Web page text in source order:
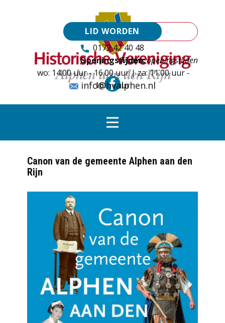
LID WORDEN
0172 42 40 48
Tijdens openingstijden
Openingstijden:
wo: 14.00 uur - 16.00 uur | za: 11.00 uur -
16.00 uur
info@hvalphen.nl
Canon van de gemeente Alphen aan den
Rijn